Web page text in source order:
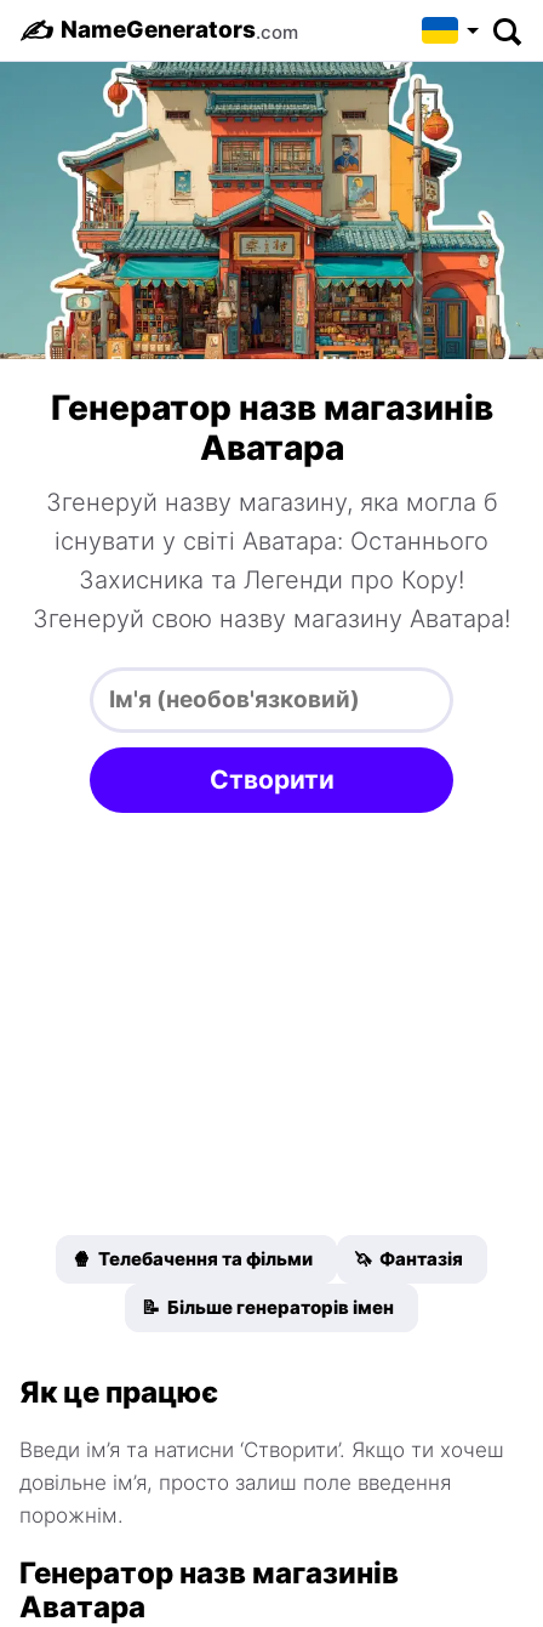
✍️ NameGenerators.com
Генератор назв магазинів
Аватара
Згенеруй назву магазину, яка могла б
існувати у світі Аватара: Останнього
Захисника та Легенди про Кору!
Згенеруй свою назву магазину Аватара!
Створити
🍿 Телебачення та фільми 🦄 Фантазія
📝 Більше генераторів імен
Як це працює
Введи ім’я та натисни ‘Створити’. Якщо ти хочеш
довільне ім’я, просто залиш поле введення
порожнім.
Генератор назв магазинів
Аватара